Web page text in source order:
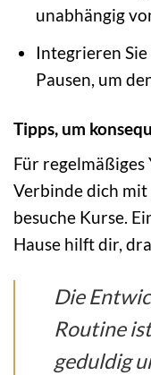
unabhängig
Integrieren
Pausen, um
Tipps, um
Für regelmäßiges
Verbinde dich
besuche Kurse.
Hause hilft dir,
Die
Routine
geduldig